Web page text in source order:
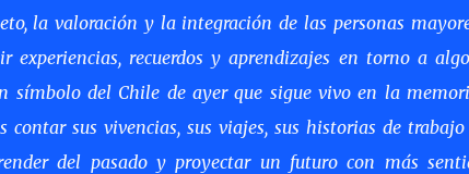
la valoración y la integración de las personas
experiencias, recuerdos y aprendizajes en torno a
símbolo del Chile de ayer que sigue vivo en la
contar sus vivencias, sus viajes, sus historias de
del pasado y proyectar un futuro con más